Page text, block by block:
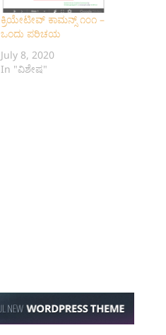
‍ಕ್ರಿಯೇಟೀವ್ ಕಾಮನ್ಸ್ ೧೦೧‌ –
ಒಂದು ಪರಿಚಯ
July 8, 2020
In "ವಿಶೇಷ"